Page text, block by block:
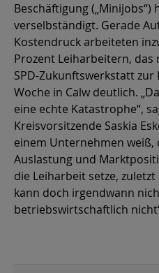
Beschäftigung („Minijobs“)
verselbständigt. Gerade
Kostendruck arbeiteten
Prozent Leiharbeitern, das
SPD-Zukunftswerkstatt
Woche in Calw deutlich.
eine echte Katastrophe“,
Kreisvorsitzende Saskia
einem Unternehmen
Auslastung und
die Leiharbeit setze, zuletzt
kann doch irgendwann
betriebswirtschaftlich